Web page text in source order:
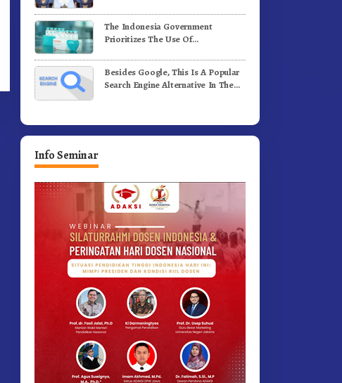
Standards
The Indonesia Government
Prioritizes The Use Of
Vaccines
Besides Google, This Is A Popular
Search Engine Alternative In The
Info Seminar